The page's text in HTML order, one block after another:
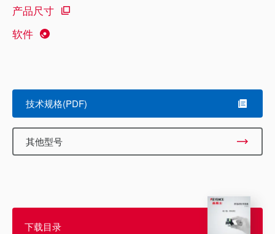
产品尺寸
软件
技术规格(PDF)
其他型号
下载目录